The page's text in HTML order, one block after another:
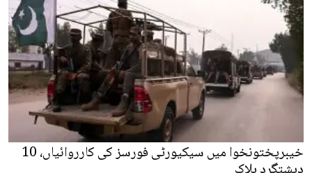
خیبرپختونخوا میں سیکیورٹی فورسز کی کارروائیاں، 10